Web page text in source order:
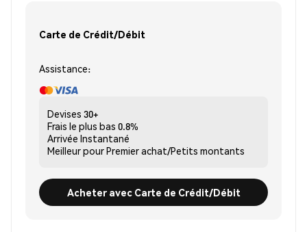
Carte de Crédit/Débit
Assistance:
Devises 30+
Frais le plus bas 0.8%
Arrivée Instantané
Meilleur pourPremier achat/Petits montants
Acheter avec Carte de Crédit/Débit